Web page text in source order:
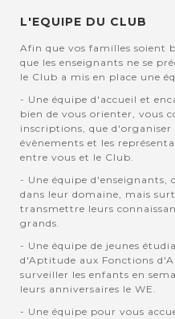
L'EQUIPE DU CLUB
Afin que vos familles soient
que les enseignants ne se
le Club a mis en place une
- Une équipe d'accueil et
bien de vous orienter, vous
inscriptions, que
évènements et les
entre vous et le Club.
- Une équipe d'enseignants,
dans leur domaine, mais
transmettre leurs
grands.
- Une équipe de jeunes
d'Aptitude aux Fonctions
surveiller les enfants en
leurs anniversaires le WE.
- Une équipe pour vous